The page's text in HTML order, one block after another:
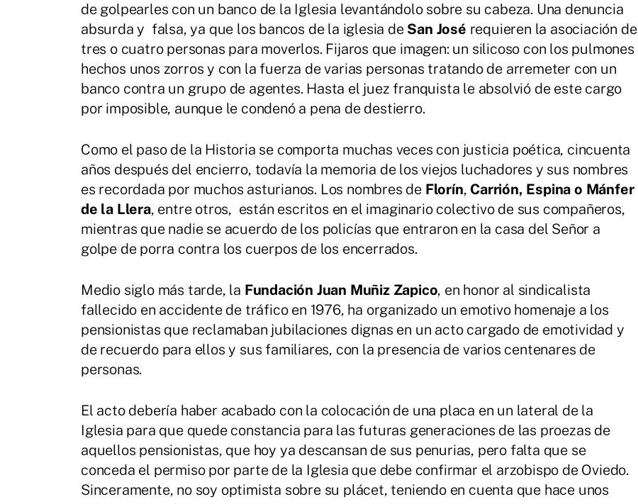
de golpearles con un banco de la Iglesia levantándolo sobre su cabeza. Una denuncia
absurda y falsa, ya que los bancos de la iglesia de San José requieren la asociación de
tres o cuatro personas para moverlos. Fijaros que imagen: un silicoso con los pulmones
hechos unos zorros y con la fuerza de varias personas tratando de arremeter con un
banco contra un grupo de agentes. Hasta el juez franquista le absolvió de este cargo
por imposible, aunque le condenó a pena de destierro.
Como el paso de la Historia se comporta muchas veces con justicia poética, cincuenta
años después del encierro, todavía la memoria de los viejos luchadores y sus nombres
es recordada por muchos asturianos. Los nombres de Florín, Carrión, Espina o Mánfer
de la Llera, entre otros, están escritos en el imaginario colectivo de sus compañeros,
mientras que nadie se acuerdo de los policías que entraron en la casa del Señor a
golpe de porra contra los cuerpos de los encerrados.
Medio siglo más tarde, la Fundación Juan Muñiz Zapico, en honor al sindicalista
fallecido en accidente de tráfico en 1976, ha organizado un emotivo homenaje a los
pensionistas que reclamaban jubilaciones dignas en un acto cargado de emotividad y
de recuerdo para ellos y sus familiares, con la presencia de varios centenares de
personas.
El acto debería haber acabado con la colocación de una placa en un lateral de la
Iglesia para que quede constancia para las futuras generaciones de las proezas de
aquellos pensionistas, que hoy ya descansan de sus penurias, pero falta que se
conceda el permiso por parte de la Iglesia que debe confirmar el arzobispo de Oviedo.
Sinceramente, no soy optimista sobre su plácet, teniendo en cuenta que hace unos